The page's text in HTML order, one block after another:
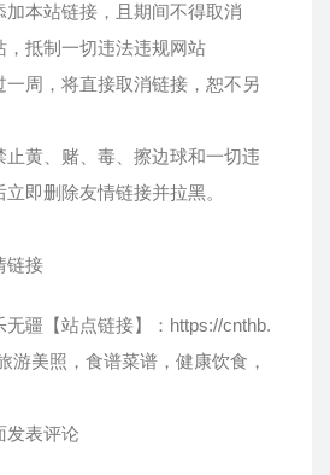
加本站链接，且期间不得取消
，抵制一切违法违规网站
周，将直接取消链接，恕不另
黄、赌、毒、擦边球和一切违
即删除友情链接并拉黑。
链接
无疆【站点链接】： https://cnthb.
游美照，食谱菜谱，健康饮食，
发表评论